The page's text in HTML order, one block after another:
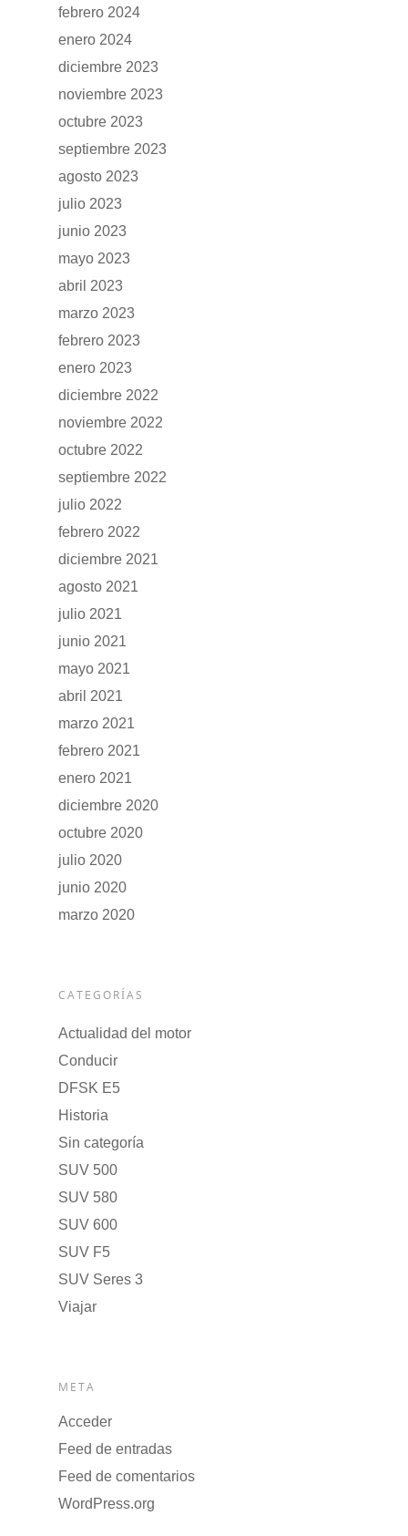
febrero 2024
enero 2024
diciembre 2023
noviembre 2023
octubre 2023
septiembre 2023
agosto 2023
julio 2023
junio 2023
mayo 2023
abril 2023
marzo 2023
febrero 2023
enero 2023
diciembre 2022
noviembre 2022
octubre 2022
septiembre 2022
julio 2022
febrero 2022
diciembre 2021
agosto 2021
julio 2021
junio 2021
mayo 2021
abril 2021
marzo 2021
febrero 2021
enero 2021
diciembre 2020
octubre 2020
julio 2020
junio 2020
marzo 2020
CATEGORÍAS
Actualidad del motor
Conducir
DFSK E5
Historia
Sin categoría
SUV 500
SUV 580
SUV 600
SUV F5
SUV Seres 3
Viajar
META
Acceder
Feed de entradas
Feed de comentarios
WordPress.org